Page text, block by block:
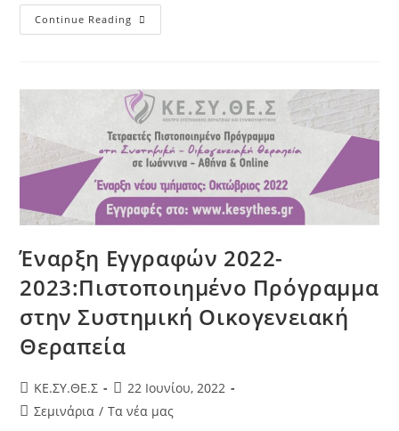
Continue Reading
Έναρξη Εγγραφών 2022-
2023:Πιστοποιημένο Πρόγραμμα
στην Συστημική Οικογενειακή
Θεραπεία
KE.ΣΥ.ΘΕ.Σ
22 Ιουνίου, 2022
Σεμινάρια / Τα νέα μας